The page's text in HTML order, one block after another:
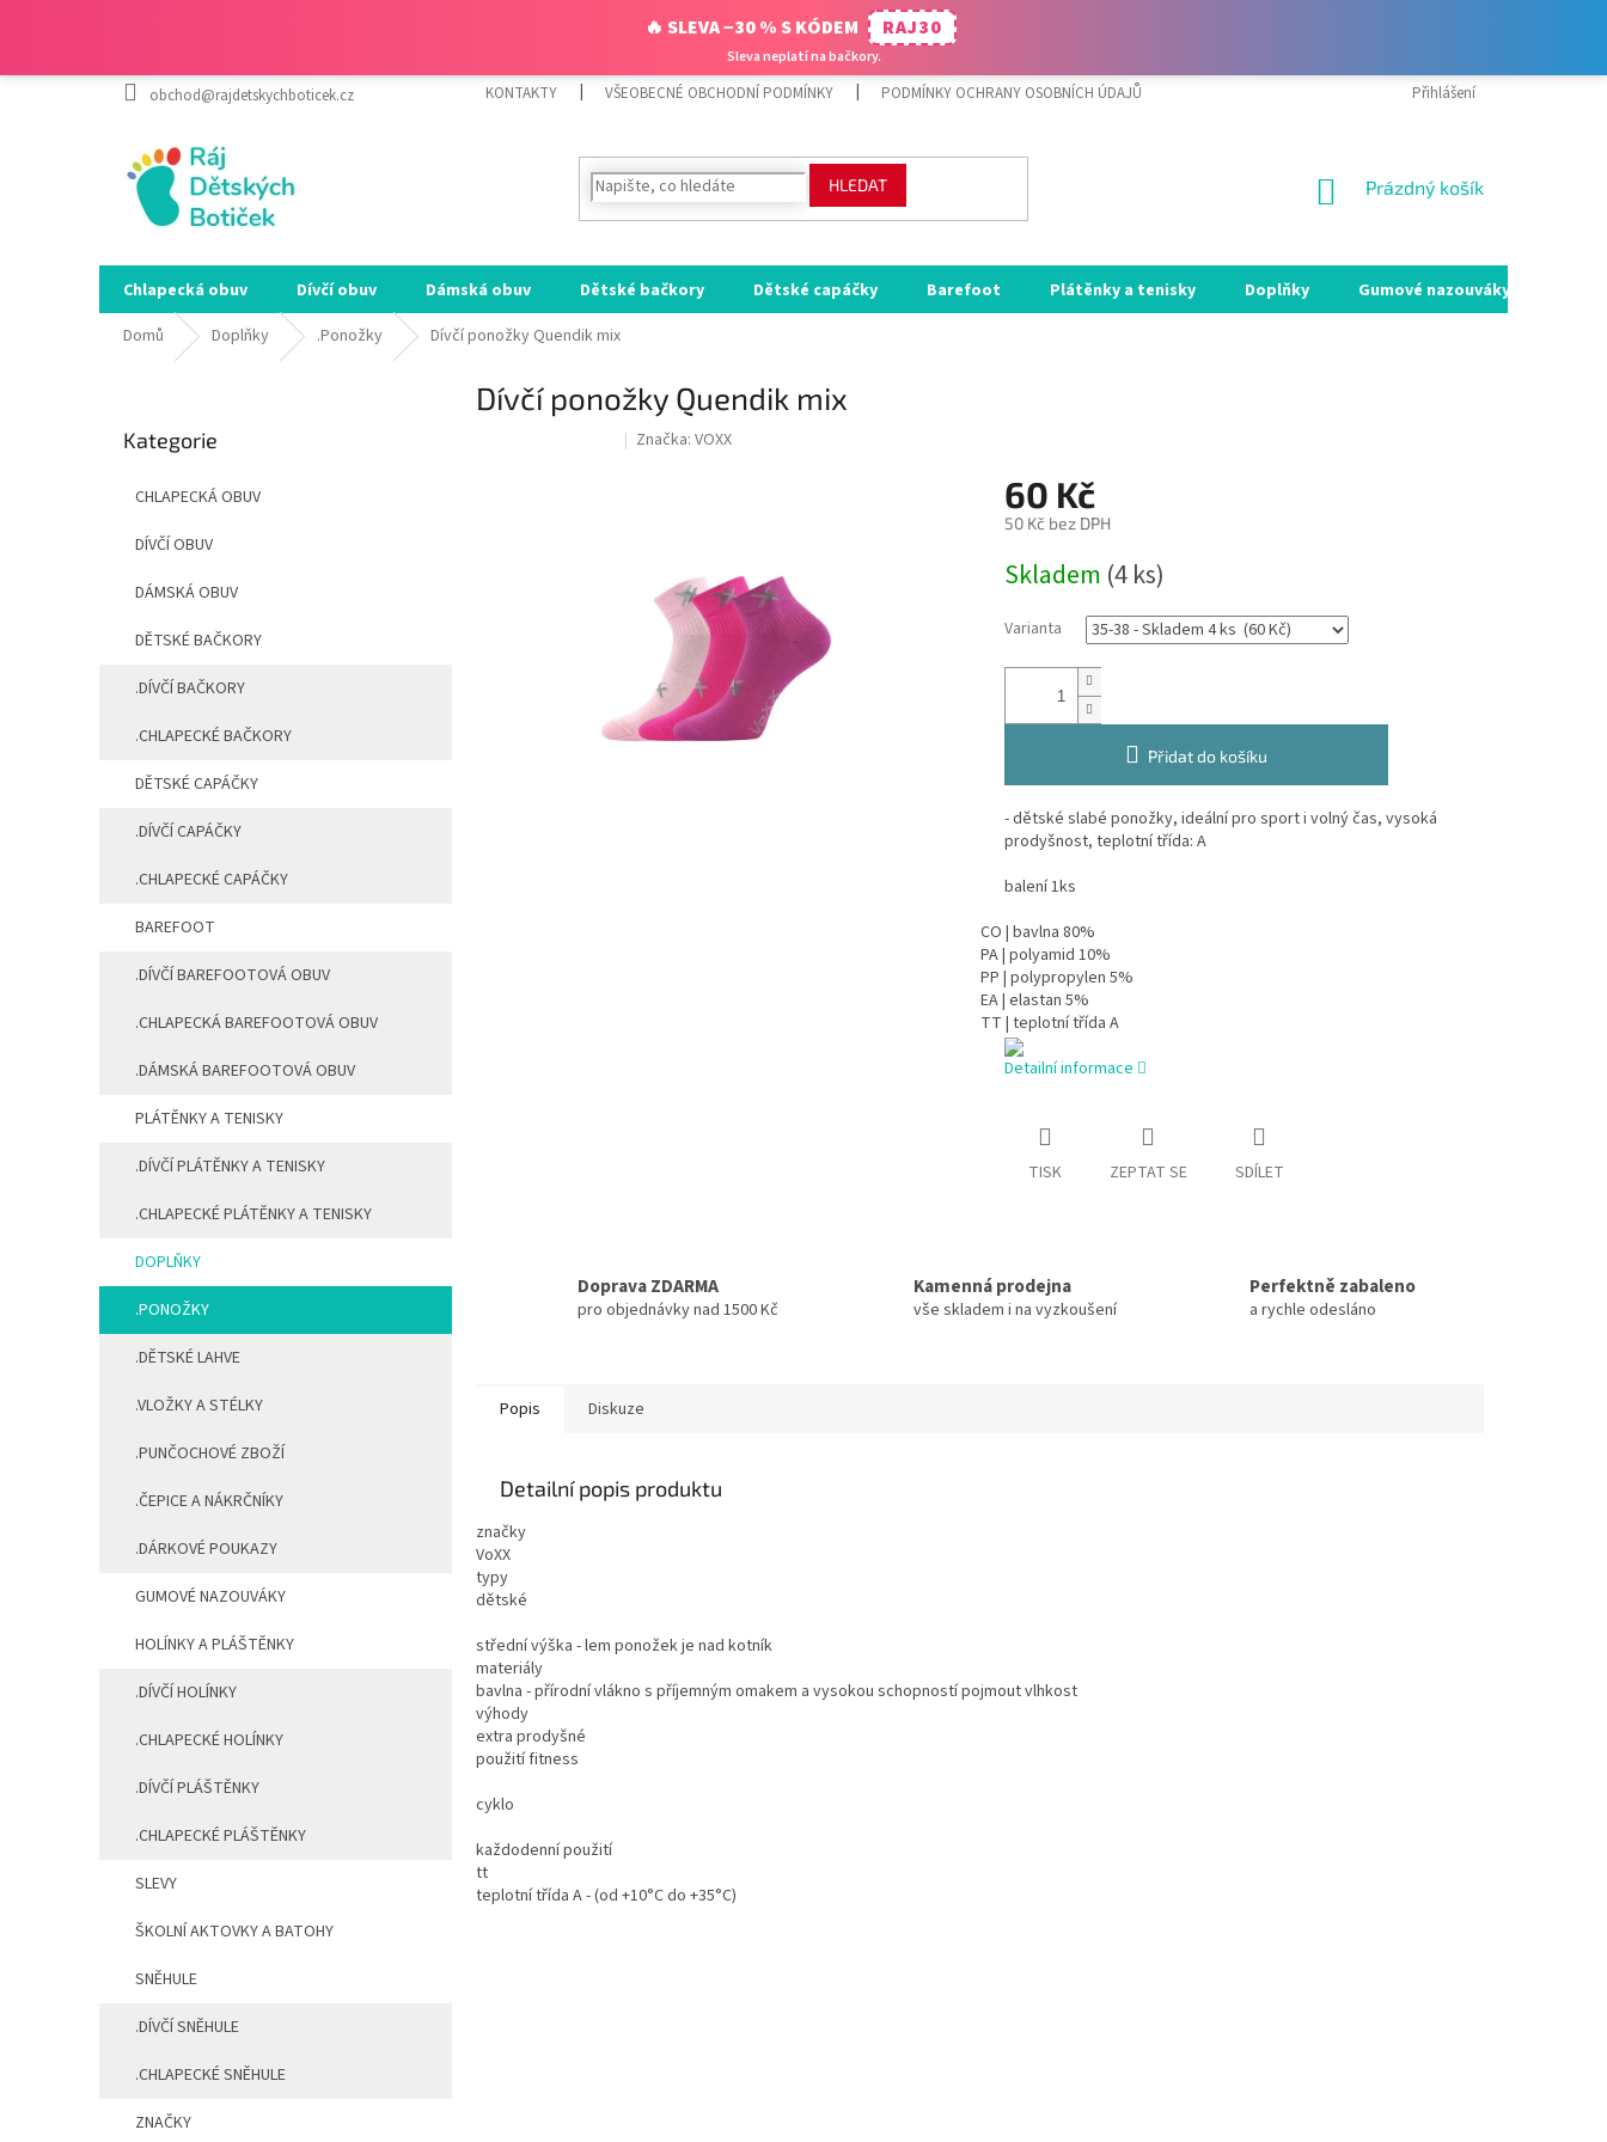
obchod@rajdetskychboticek.cz KONTAKTY VŠEOBECNÉ OBCHODNÍ PODMÍNKY PODMÍNKY OCHRANY OSOBNÍCH ÚDAJŮ MOJE OBJEDNÁVKA
Přihlášení
HLEDAT
NÁKUPNÍ
Prázdný košík
Chlapecká obuv Dívčí obuv Dámská obuv Dětské bačkory Dětské capáčky Barefoot Plátěnky a tenisky Doplňky Gumové nazouváky
Domů
Doplňky .Ponožky Dívčí ponožky Quendik mix
kategorie
Kategorie
CHLAPECKÁ OBUV
DÍVČÍ OBUV
DÁMSKÁ OBUV
DĚTSKÉ BAČKORY
.DÍVČÍ BAČKORY
.CHLAPECKÉ BAČKORY
DĚTSKÉ CAPÁČKY
.DÍVČÍ CAPÁČKY
.CHLAPECKÉ CAPÁČKY
BAREFOOT
.DÍVČÍ BAREFOOTOVÁ OBUV
.CHLAPECKÁ BAREFOOTOVÁ OBUV
.DÁMSKÁ BAREFOOTOVÁ OBUV
PLÁTĚNKY A TENISKY
.DÍVČÍ PLÁTĚNKY A TENISKY
.CHLAPECKÉ PLÁTĚNKY A TENISKY
DOPLŇKY
.PONOŽKY
.DĚTSKÉ LAHVE
.VLOŽKY A STÉLKY
.PUNČOCHOVÉ ZBOŽÍ
.ČEPICE A NÁKRČNÍKY
.DÁRKOVÉ POUKAZY
GUMOVÉ NAZOUVÁKY
HOLÍNKY A PLÁŠTĚNKY
.DÍVČÍ HOLÍNKY
.CHLAPECKÉ HOLÍNKY
.DÍVČÍ PLÁŠTĚNKY
.CHLAPECKÉ PLÁŠTĚNKY
SLEVY
ŠKOLNÍ AKTOVKY A BATOHY
SNĚHULE
.DÍVČÍ SNĚHULE
.CHLAPECKÉ SNĚHULE
ZNAČKY
Dívčí ponožky Quendik mix
SALECODE:RAJ30:30:%Značka: VOXX
60 Kč
50 Kč bez DPH
cena:
Skladem (4 ks)
Varianta
Přidat do košíku
- dětské slabé ponožky, ideální pro sport i volný čas, vysoká
prodyšnost, teplotní třída: A
balení 1ks
CO | bavlna 80%
PA | polyamid 10%
PP | polypropylen 5%
EA | elastan 5%
TT | teplotní třída A
Detailní informace
TISK ZEPTAT SE SDÍLET
Doprava ZDARMA
pro objednávky nad 1500 Kč
Kamenná prodejna
vše skladem i na vyzkoušení
Perfektně zabaleno
a rychle odesláno
Popis Diskuze
Detailní popis produktu
značky
VoXX
typy
dětské
střední výška - lem ponožek je nad kotník
materiály
bavlna - přírodní vlákno s příjemným omakem a vysokou schopností pojmout vlhkost
výhody
extra prodyšné
použití fitness
cyklo
každodenní použití
tt
teplotní třída A - (od +10°C do +35°C)
🔥 SLEVA −30 % S KÓDEM RAJ30
Sleva neplatí na bačkory.